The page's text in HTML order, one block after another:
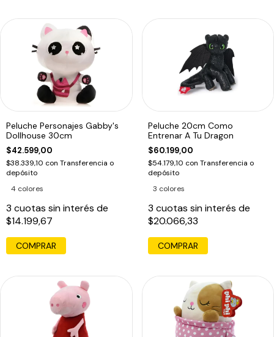
Peluche Personajes Gabby's
Dollhouse 30cm
$42.599,00
$38.339,10 con Transferencia o
depósito
4 colores
3 cuotas sin interés de
$14.199,67
COMPRAR
Peluche 20cm Como
Entrenar A Tu Dragon
$60.199,00
$54.179,10 con Transferencia o
depósito
3 colores
3 cuotas sin interés de
$20.066,33
COMPRAR